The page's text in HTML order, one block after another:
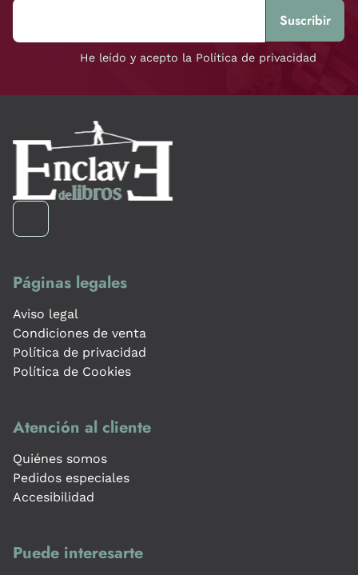
He leído y acepto la Política de privacidad
Páginas legales
Aviso legal
Condiciones de venta
Política de privacidad
Política de Cookies
Atención al cliente
Quiénes somos
Pedidos especiales
Accesibilidad
Puede interesarte